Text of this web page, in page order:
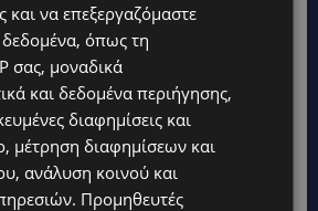
και να επεξεργαζόμαστε
όπως τη
σας, μοναδικά
και δεδομένα περιήγησης,
διαφημίσεις και
μέτρηση διαφημίσεων και
ανάλυση κοινού και
Προμηθευτές